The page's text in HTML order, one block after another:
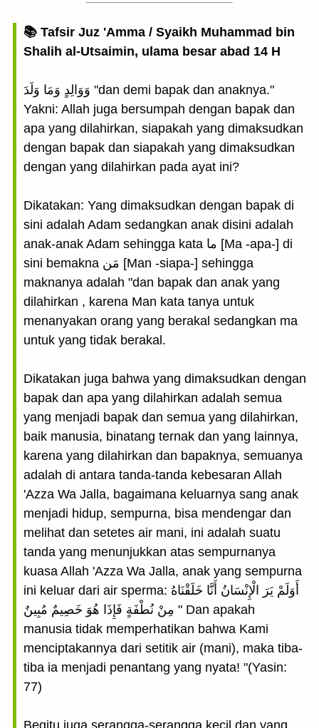
📚 Tafsir Juz 'Amma / Syaikh Muhammad bin
Shalih al-Utsaimin, ulama besar abad 14 H
وَوَالِدٍ وَمَا وَلَدَ "dan demi bapak dan anaknya."
Yakni: Allah juga bersumpah dengan bapak dan
apa yang dilahirkan, siapakah yang dimaksudkan
dengan bapak dan siapakah yang dimaksudkan
dengan yang dilahirkan pada ayat ini?
Dikatakan: Yang dimaksudkan dengan bapak di
sini adalah Adam sedangkan anak disini adalah
anak-anak Adam sehingga kata ما [Ma -apa-] di
sini bemakna مَن [Man -siapa-] sehingga
maknanya adalah "dan bapak dan anak yang
dilahirkan , karena Man kata tanya untuk
menanyakan orang yang berakal sedangkan ma
untuk yang tidak berakal.
Dikatakan juga bahwa yang dimaksudkan dengan
bapak dan apa yang dilahirkan adalah semua
yang menjadi bapak dan semua yang dilahirkan,
baik manusia, binatang ternak dan yang lainnya,
karena yang dilahirkan dan bapaknya, semuanya
adalah di antara tanda-tanda kebesaran Allah
'Azza Wa Jalla, bagaimana keluarnya sang anak
menjadi hidup, sempurna, bisa mendengar dan
melihat dan setetes air mani, ini adalah suatu
tanda yang menunjukkan atas sempurnanya
kuasa Allah 'Azza Wa Jalla, anak yang sempurna
ini keluar dari air sperma: أَوَلَمْ يَرَ الْإِنْسَانُ أَنَّا خَلَقْنَاهُ
مِنْ نُطْفَةٍ فَإِذَا هُوَ خَصِيمٌ مُبِينٌ " Dan apakah
manusia tidak memperhatikan bahwa Kami
menciptakannya dari setitik air (mani), maka tiba-
tiba ia menjadi penantang yang nyata! "(Yasin:
77)
Begitu juga serangga-serangga kecil dan yang